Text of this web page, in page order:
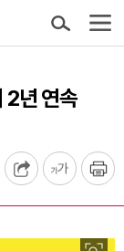
2년 연속